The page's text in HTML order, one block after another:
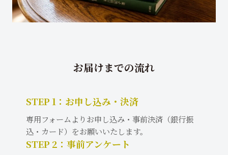
お届けまでの流れ
STEP 1：お申し込み・決済
専用フォームよりお申し込み・事前決済（銀行振
込・カード）をお願いいたします。
STEP 2：事前アンケート